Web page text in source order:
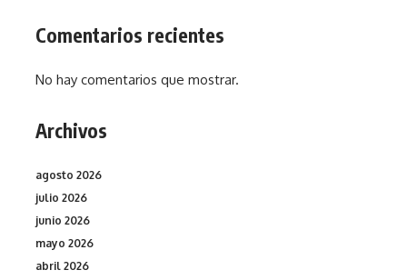
Comentarios recientes
No hay comentarios que mostrar.
Archivos
agosto 2026
julio 2026
junio 2026
mayo 2026
abril 2026